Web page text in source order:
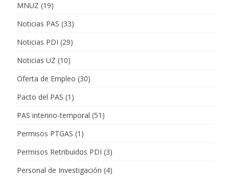
MNUZ (19)
Noticias PAS (33)
Noticias PDI (29)
Noticias UZ (10)
Oferta de Empleo (30)
Pacto del PAS (1)
PAS interino-temporal (51)
Permisos PTGAS (1)
Permisos Retribuidos PDI (3)
Personal de Investigación (4)